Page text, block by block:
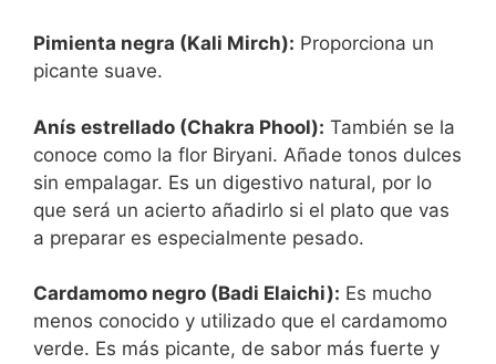
Pimienta negra (Kali Mirch): Proporciona un
picante suave.
Anís estrellado (Chakra Phool): También se la
conoce como la flor Biryani. Añade tonos dulces
sin empalagar. Es un digestivo natural, por lo
que será un acierto añadirlo si el plato que vas
a preparar es especialmente pesado.
Cardamomo negro (Badi Elaichi): Es mucho
menos conocido y utilizado que el cardamomo
verde. Es más picante, de sabor más fuerte y